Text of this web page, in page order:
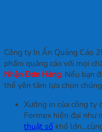
Công ty In Ấn Quảng Cáo
phẩm quảng cáo với mọi
Nhận Đơn Hàng. Nếu bạn
thể yên tâm lựa chọn
Xưởng in của công ty
Formex hiện đại như
thuật số khổ